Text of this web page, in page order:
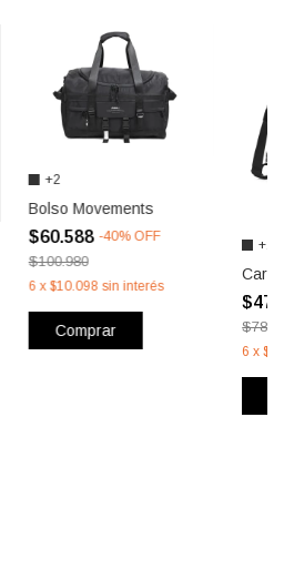
+2
Bolso Movements
$60.588 -40% OFF
$100.980
6 x $10.098 sin interés
Comprar
+2
6 x